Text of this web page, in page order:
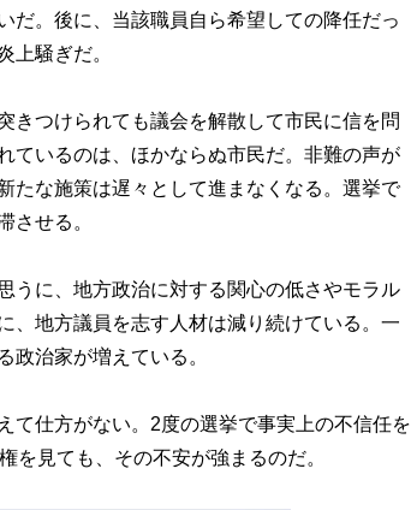
だ。後に、当該職員自ら希望しての降任だっ
上騒ぎだ。
つけられても議会を解散して市民に信を問
ているのは、ほかならぬ市民だ。非難の声が
たな施策は遅々として進まなくなる。選挙で
させる。
に、地方政治に対する関心の低さやモラル
、地方議員を志す人材は減り続けている。一
政治家が増えている。
仕方がない。2度の選挙で事実上の不信任を
を見ても、その不安が強まるのだ。